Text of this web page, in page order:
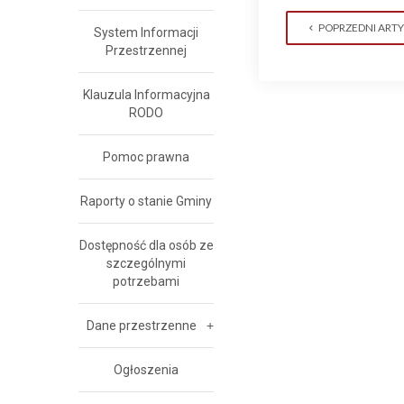
POPRZEDNI
System Informacji
Przestrzennej
Klauzula Informacyjna
RODO
Pomoc prawna
Raporty o stanie Gminy
Dostępność dla osób ze
szczególnymi
potrzebami
Dane przestrzenne
Ogłoszenia